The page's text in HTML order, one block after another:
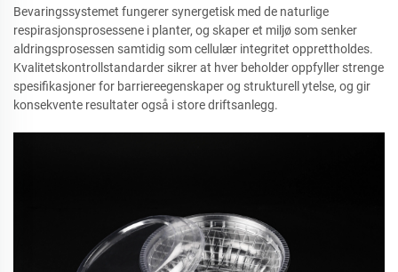
Bevaringssystemet fungerer synergetisk med de naturlige
respirasjonsprosessene i planter, og skaper et miljø som senker
aldringsprosessen samtidig som cellulær integritet opprettholdes.
Kvalitetskontrollstandarder sikrer at hver beholder oppfyller strenge
spesifikasjoner for barriereegenskaper og strukturell ytelse, og gir
konsekvente resultater også i store driftsanlegg.